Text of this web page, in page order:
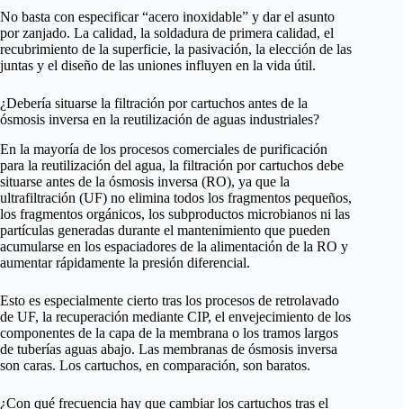
No basta con especificar “acero inoxidable” y dar el asunto
por zanjado. La calidad, la soldadura de primera calidad, el
recubrimiento de la superficie, la pasivación, la elección de las
juntas y el diseño de las uniones influyen en la vida útil.
¿Debería situarse la filtración por cartuchos antes de la
ósmosis inversa en la reutilización de aguas industriales?
En la mayoría de los procesos comerciales de purificación
para la reutilización del agua, la filtración por cartuchos debe
situarse antes de la ósmosis inversa (RO), ya que la
ultrafiltración (UF) no elimina todos los fragmentos pequeños,
los fragmentos orgánicos, los subproductos microbianos ni las
partículas generadas durante el mantenimiento que pueden
acumularse en los espaciadores de la alimentación de la RO y
aumentar rápidamente la presión diferencial.
Esto es especialmente cierto tras los procesos de retrolavado
de UF, la recuperación mediante CIP, el envejecimiento de los
componentes de la capa de la membrana o los tramos largos
de tuberías aguas abajo. Las membranas de ósmosis inversa
son caras. Los cartuchos, en comparación, son baratos.
¿Con qué frecuencia hay que cambiar los cartuchos tras el